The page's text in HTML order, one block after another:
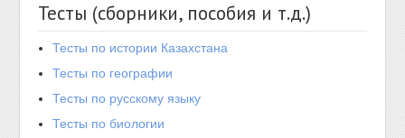
Тесты (сборники, пособия и т.д.)
Тесты по истории Казахстана
Тесты по географии
Тесты по русскому языку
Тесты по биологии